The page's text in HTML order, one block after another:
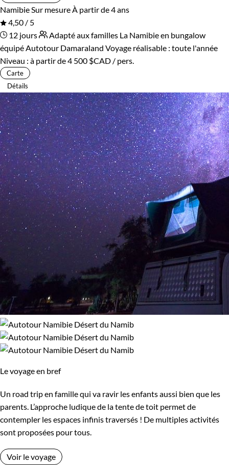
Namibie Sur mesure À partir de 4 ans
4,50 / 5
12 jours
Adapté aux familles La Namibie en bungalow
équipé Autotour Damaraland Voyage réalisable : toute l'année
Niveau : à partir de4 500 $CAD / pers.
Carte
Détails
Le voyage en bref
Un road trip en famille qui va ravir les enfants aussi bien que les
parents. L’approche ludique de la tente de toit permet de
contempler les espaces infinis traversés ! De multiples activités
sont proposées pour tous.
Voir le voyage